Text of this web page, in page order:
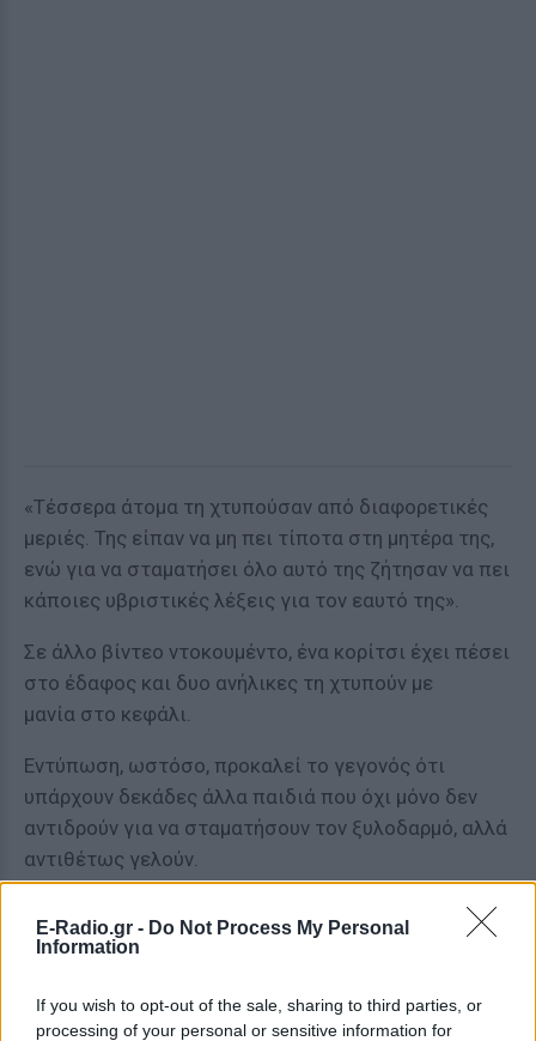
E-Radio.gr - Do Not Process My Personal
Information
If you wish to opt-out of the sale, sharing to third parties, or
processing of your personal or sensitive information for
«Τέσσερα άτομα τη χτυπούσαν από διαφορετικές
μεριές. Της είπαν να μη πει τίποτα στη μητέρα της,
ενώ για να σταματήσει όλο αυτό της ζήτησαν να πει
κάποιες υβριστικές λέξεις για τον εαυτό της».
Σε άλλο βίντεο ντοκουμέντο, ένα κορίτσι έχει πέσει
στο έδαφος και δυο ανήλικες τη χτυπούν με
μανία στο κεφάλι.
Εντύπωση, ωστόσο, προκαλεί το γεγονός ότι
υπάρχουν δεκάδες άλλα παιδιά που όχι μόνο δεν
αντιδρούν για να σταματήσουν τον ξυλοδαρμό, αλλά
αντιθέτως γελούν.